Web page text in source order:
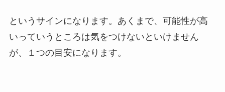
というサインになります。あくまで、可能性が高
いっていうところは気をつけないといけません
が、１つの目安になります。